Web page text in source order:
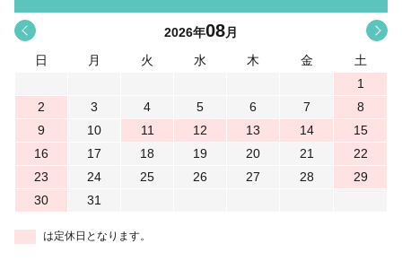
< 2026年08月
日
月 火 水 木 金
土
1
2
3 4 5 6 7
8
9
10 11 12 13 14
15
16
17 18 19 20 21
22
23
24 25 26 27 28
29
30
31
は定休日となります。